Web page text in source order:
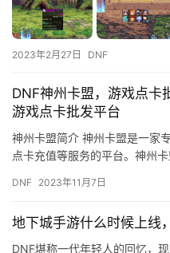
2023年2月27日 DNF
DNF神州卡盟，游戏点卡
游戏点卡批发平台
神州卡盟简介 神州卡盟是一家
点卡充值等服务的平台。神州
DNF 2023年11月7日
地下城手游什么时候上线
DNF堪称一代年轻人的回忆，